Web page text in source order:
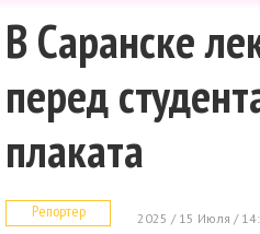
В Саранске
перед
плаката
Репортер 2025 / 15 Июля /